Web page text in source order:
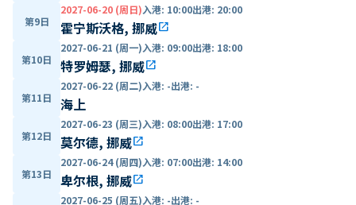
第9日
2027-06-20 (周日)入港: 10:00出港: 20:00
霍宁斯沃格, 挪威open_in_new
第10日
2027-06-21 (周一)入港: 09:00出港: 18:00
特罗姆瑟, 挪威open_in_new
第11日
2027-06-22 (周二)入港: -出港: -
海上
第12日
2027-06-23 (周三)入港: 08:00出港: 17:00
莫尔德, 挪威open_in_new
第13日
2027-06-24 (周四)入港: 07:00出港: 14:00
卑尔根, 挪威open_in_new
2027-06-25 (周五)入港: -出港: -